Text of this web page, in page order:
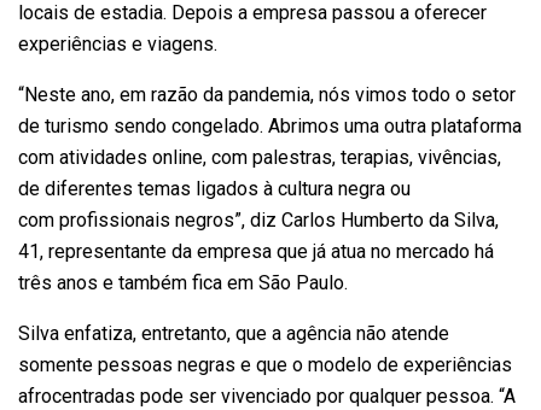
locais de estadia. Depois a empresa passou a oferecer
experiências e viagens.
“Neste ano, em razão da pandemia, nós vimos todo o setor
de turismo sendo congelado. Abrimos uma outra plataforma
com atividades online, com palestras, terapias, vivências,
de diferentes temas ligados à cultura negra ou
com profissionais negros”, diz Carlos Humberto da Silva,
41, representante da empresa que já atua no mercado há
três anos e também fica em São Paulo.
Silva enfatiza, entretanto, que a agência não atende
somente pessoas negras e que o modelo de experiências
afrocentradas pode ser vivenciado por qualquer pessoa. “A